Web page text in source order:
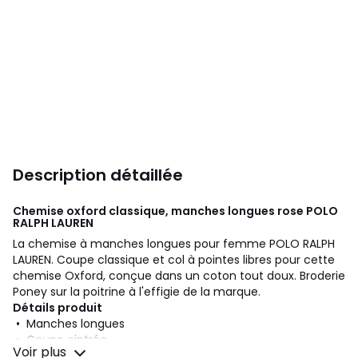
Description détaillée
Chemise oxford classique, manches longues rose POLO
RALPH LAUREN
La chemise à manches longues pour femme POLO RALPH
LAUREN. Coupe classique et col à pointes libres pour cette
chemise Oxford, conçue dans un coton tout doux. Broderie
Poney sur la poitrine à l'effigie de la marque.
Détails produit
• Manches longues
• Coupe cintrée
Voir plus